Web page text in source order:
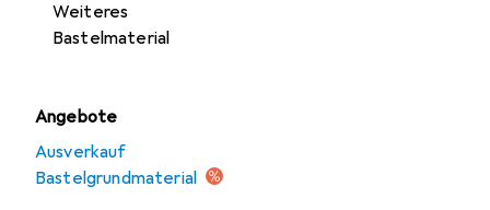
Weiteres
Bastelmaterial
Angebote
Ausverkauf
Bastelgrundmaterial